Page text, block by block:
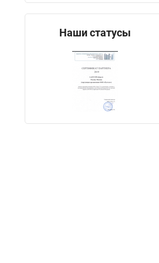
Наши статусы